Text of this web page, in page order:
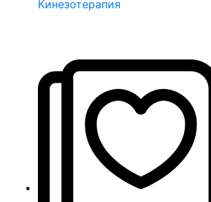
Кинезотерапия